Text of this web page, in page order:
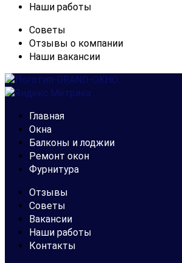
Наши работы
Советы
Отзывы о компании
Наши вакансии
Главная
Окна
Балконы и лоджии
Ремонт окон
Фурнитура
Отзывы
Советы
Вакансии
Наши работы
Контакты